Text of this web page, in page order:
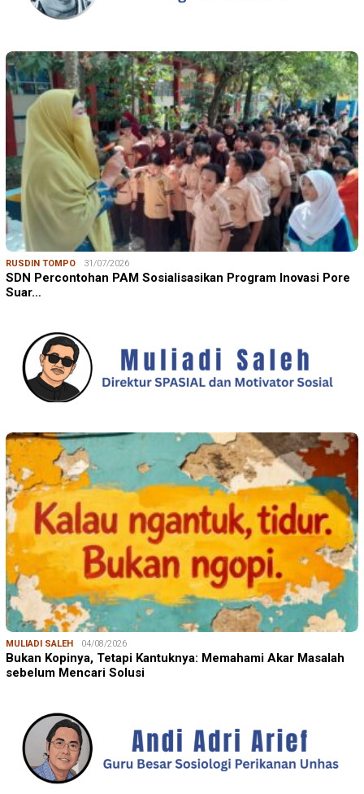
RUSDIN TOMPO 31/07/2026
SDN Percontohan PAM Sosialisasikan Program Inovasi Pore
Suar…
MULIADI SALEH 04/08/2026
Bukan Kopinya, Tetapi Kantuknya: Memahami Akar Masalah
sebelum Mencari Solusi